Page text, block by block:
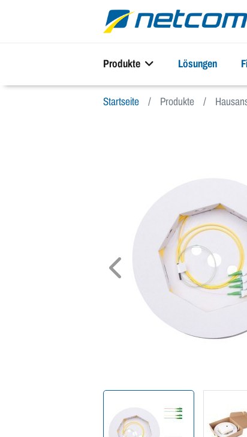
Produkte Lösungen
Startseite Produkte